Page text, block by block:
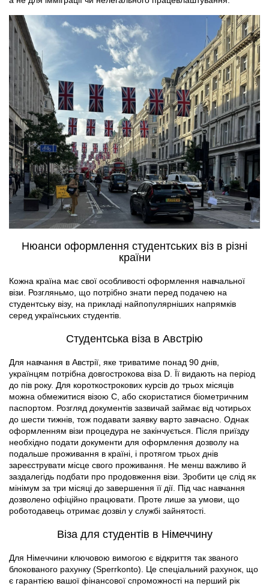
Нюанси оформлення студентських віз в різні
країни
Кожна країна має свої особливості оформлення навчальної
візи. Розгляньмо, що потрібно знати перед подачею на
студентську візу, на прикладі найпопулярніших напрямків
серед українських студентів.
Студентська віза в Австрію
Для навчання в Австрії, яке триватиме понад 90 днів,
українцям потрібна довгострокова віза D. Її видають на період
до пів року. Для короткострокових курсів до трьох місяців
можна обмежитися візою С, або скористатися біометричним
паспортом. Розгляд документів зазвичай займає від чотирьох
до шести тижнів, тож подавати заявку варто завчасно. Однак
оформленням візи процедура не закінчується. Після приїзду
необхідно подати документи для оформлення дозволу на
подальше проживання в країні, і протягом трьох днів
зареєструвати місце свого проживання. Не менш важливо й
заздалегідь подбати про продовження візи. Зробити це слід як
мінімум за три місяці до завершення її дії. Під час навчання
дозволено офіційно працювати. Проте лише за умови, що
роботодавець отримає дозвіл у службі зайнятості.
Віза для студентів в Німеччину
Для Німеччини ключовою вимогою є відкриття так званого
блокованого рахунку (Sperrkonto). Це спеціальний рахунок, що
є гарантією вашої фінансової спроможності на перший рік